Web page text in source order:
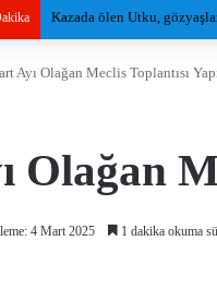
Çorluspor 1947, Bolu
Ayı Olağan Meclis Toplantısı
Olağan
4 Mart 2025 1 dakika okuma